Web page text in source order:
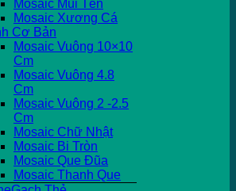
Mosaic Mũi Tên
Mosaic Xương Cá
Cơ Bản
Mosaic Vuông 10×10
Cm
Mosaic Vuông 4.8
Cm
Mosaic Vuông 2 -2.5
Cm
Mosaic Chữ Nhật
Mosaic Bi Tròn
Mosaic Que Đũa
Mosaic Thanh Que